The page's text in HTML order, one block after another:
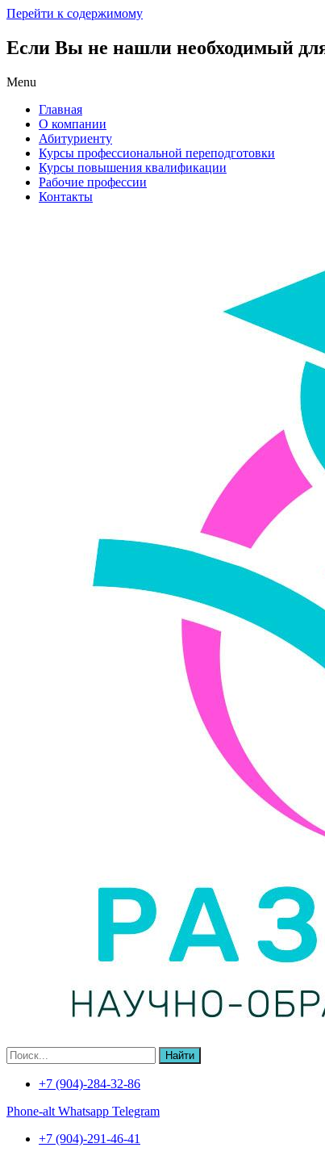
Перейти к содержимому
Если Вы не нашли необходимый
Menu
Главная
О компании
Абитуриенту
Курсы профессиональной переподготовки
Курсы повышения квалификации
Рабочие профессии
Контакты
Найти
+7 (904)-284-32-86
Phone-alt Whatsapp Telegram
+7 (904)-291-46-41